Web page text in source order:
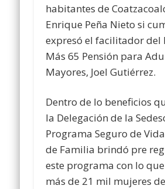
habitantes de
Enrique Peña Nieto si
expresó el facilitador del
Más 65 Pensión para
Mayores, Joel Gutiérrez.
Dentro de lo beneficios
la Delegación de la
Programa Seguro de
de Familia brindó pre
este programa con lo
más de 21 mil mujeres de